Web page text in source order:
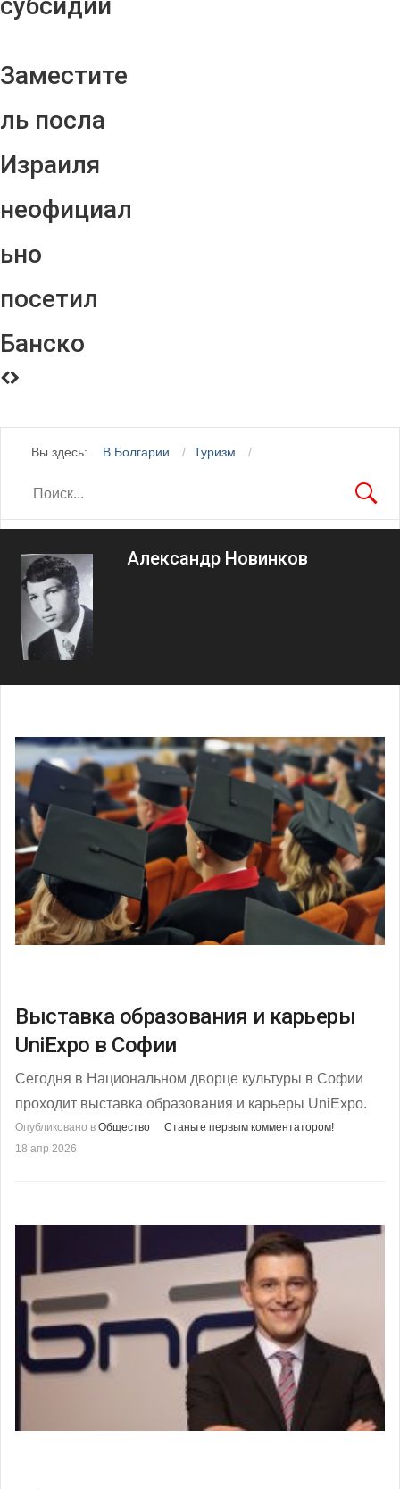
Заместите
ль посла
Израиля
неофициал
ьно
посетил
Банско
Вы здесь: В Болгарии Туризм
Александр Новинков
Выставка образования и карьеры
UniExpo в Софии
Сегодня в Национальном дворце культуры в Софии
проходит выставка образования и карьеры UniExpo.
Опубликовано в Общество
Станьте первым комментатором!
18 апр 2026